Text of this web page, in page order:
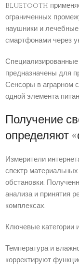
Bluetooth
ограниченных
наушники и
смартфонами через
предназначены для
Сенсоры в аграрном
одной элемента
Получение
определяют
Измерители
спектр
обстановки.
анализа и принятия
комплексах.
Ключевые категории
Температура и
корректируют